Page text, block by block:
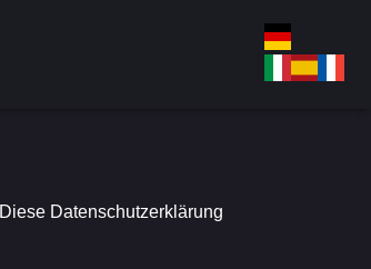
Datenschutzerklärung